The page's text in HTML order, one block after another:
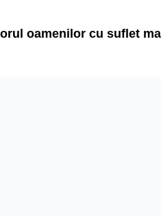
oamenilor cu suflet